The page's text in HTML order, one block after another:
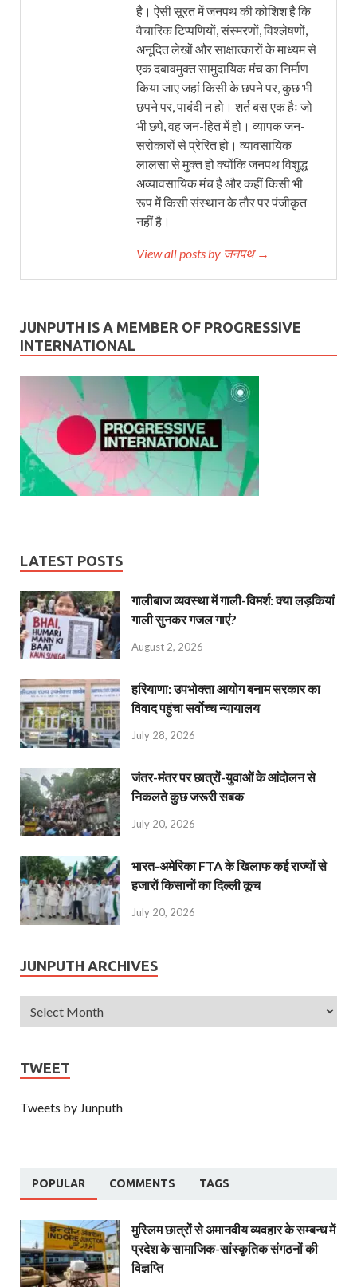
है। ऐसी सूरत में जनपथ की कोशिश है कि
वैचारिक टिप्पणियों, संस्मरणों, विश्लेषणों,
अनूदित लेखों और साक्षात्कारों के माध्यम से
एक दबावमुक्त सामुदायिक मंच का निर्माण
किया जाए जहां किसी के छपने पर, कुछ भी
छपने पर, पाबंदी न हो। शर्त बस एक हैः जो
भी छपे, वह जन-हित में हो। व्यापक जन-
सरोकारों से प्रेरित हो। व्यावसायिक
लालसा से मुक्त हो क्योंकि जनपथ विशुद्ध
अव्यावसायिक मंच है और कहीं किसी भी
रूप में किसी संस्थान के तौर पर पंजीकृत
नहीं है।
View all posts by जनपथ →
JUNPUTH IS A MEMBER OF PROGRESSIVE
INTERNATIONAL
LATEST POSTS
गालीबाज व्‍यवस्‍था में गाली-विमर्श: क्या लड़कियां
गाली सुनकर गजल गाएं?
August 2, 2026
हरियाणा: उपभोक्ता आयोग बनाम सरकार का
विवाद पहुंचा सर्वोच्च न्यायालय
July 28, 2026
जंतर-मंतर पर छात्रों-युवाओं के आंदोलन से
निकलते कुछ जरूरी सबक
July 20, 2026
भारत-अमेरिका FTA के खिलाफ कई राज्यों से
हजारों किसानों का दिल्ली कूच
July 20, 2026
JUNPUTH ARCHIVES
TWEET
Tweets by Junputh
POPULAR COMMENTS TAGS
मुस्लिम छात्रों से अमानवीय व्यवहार के सम्बन्ध में
प्रदेश के सामाजिक-सांस्कृतिक संगठनों की
विज्ञप्ति